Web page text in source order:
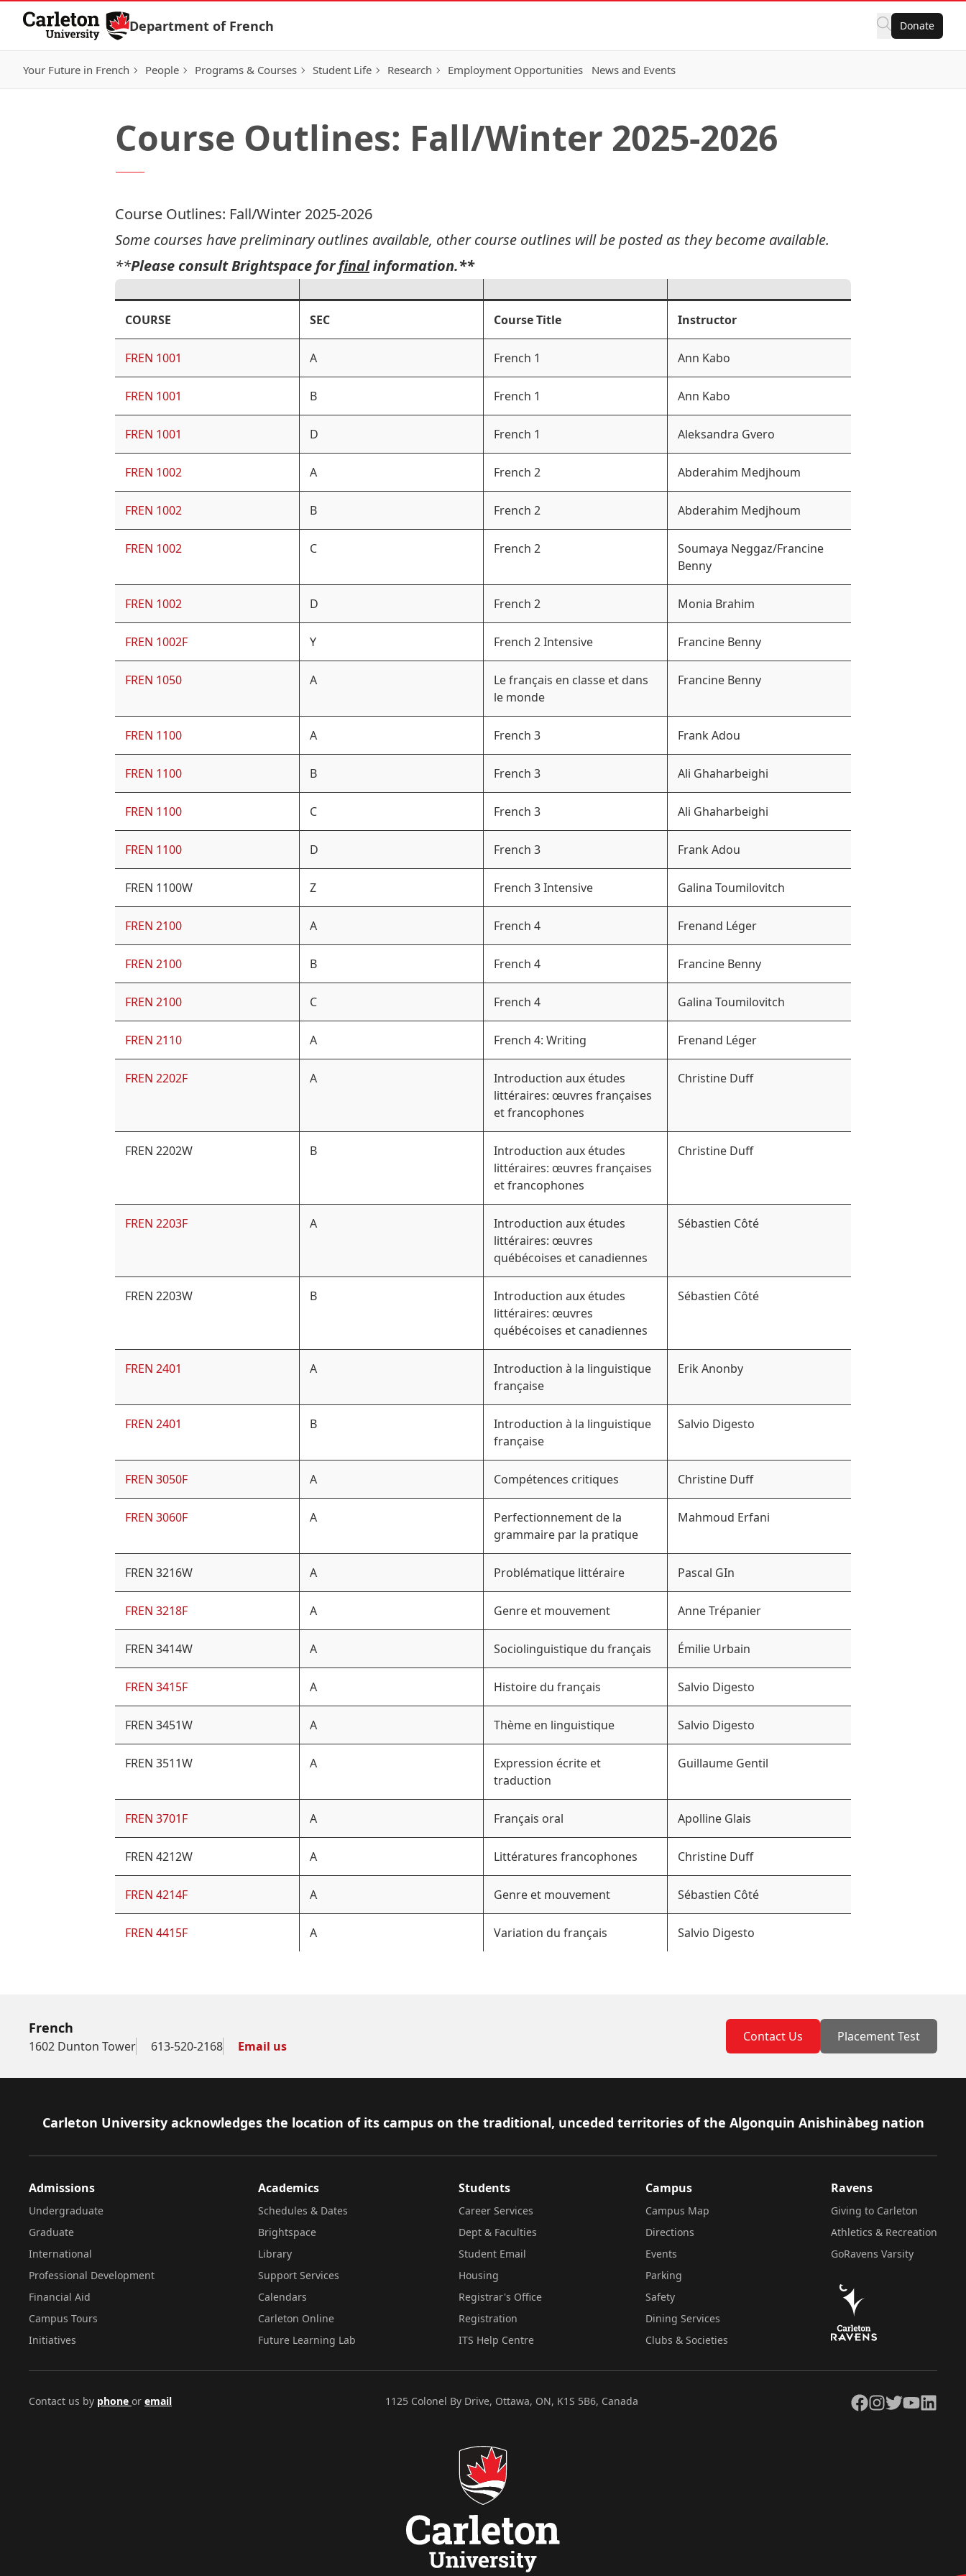
Skip to Content
Department of French Donate
Your Future in French People Programs & Courses Student Life Research Employment Opportunities News and Events
Course Outlines: Fall/Winter 2025-2026
Course Outlines: Fall/Winter 2025-2026
Some courses have preliminary outlines available, other course outlines will be posted as they become available.
**Please consultBrightspace forfinalinformation.**
COURSE SEC Course Title Instructor
FREN 1001 A French 1 Ann Kabo
FREN 1001 B French 1 Ann Kabo
FREN 1001 D French 1 Aleksandra Gvero
FREN 1002 A French 2 Abderahim Medjhoum
FREN 1002 B French 2 Abderahim Medjhoum
FREN 1002 C French 2
Soumaya Neggaz/Francine
Benny
FREN 1002 D French 2 Monia Brahim
FREN 1002F Y French 2 Intensive Francine Benny
FREN 1050 A
Le français en classe et dans
le monde
Francine Benny
FREN 1100 A French 3 Frank Adou
FREN 1100 B French 3 Ali Ghaharbeighi
FREN 1100 C French 3 Ali Ghaharbeighi
FREN 1100 D French 3 Frank Adou
FREN 1100W Z French 3 Intensive Galina Toumilovitch
FREN 2100 A French 4 Frenand Léger
FREN 2100 B French 4 Francine Benny
FREN 2100 C French 4 Galina Toumilovitch
FREN 2110 A French 4: Writing Frenand Léger
FREN 2202F A
Introduction aux études
littéraires: œuvres françaises
et francophones
Christine Duff
FREN 2202W B
Introduction aux études
littéraires: œuvres françaises
et francophones
Christine Duff
FREN 2203F A
Introduction aux études
littéraires: œuvres
québécoises et canadiennes
Sébastien Côté
FREN 2203W B
Introduction aux études
littéraires: œuvres
québécoises et canadiennes
Sébastien Côté
FREN 2401 A
Introduction à la linguistique
française
Erik Anonby
FREN 2401 B
Introduction à la linguistique
française
Salvio Digesto
FREN 3050F A Compétences critiques Christine Duff
FREN 3060F A
Perfectionnement de la
grammaire par la pratique
Mahmoud Erfani
FREN 3216W A Problématique littéraire Pascal GIn
FREN 3218F A Genre et mouvement Anne Trépanier
FREN 3414W A Sociolinguistique du français Émilie Urbain
FREN 3415F A Histoire du français Salvio Digesto
FREN 3451W A Thème en linguistique Salvio Digesto
FREN 3511W A
Expression écrite et
traduction
Guillaume Gentil
FREN 3701F A Français oral Apolline Glais
FREN 4212W A Littératures francophones Christine Duff
FREN 4214F A Genre et mouvement Sébastien Côté
FREN 4415F A Variation du français Salvio Digesto
French
1602 Dunton Tower 613-520-2168 Email us
Contact Us Placement Test
Footer
Carleton University acknowledges the location of its campus on the traditional, unceded territories of the Algonquin Anishinàbeg nation
Admissions
Undergraduate
Graduate
International
Professional Development
Financial Aid
Campus Tours
Initiatives
Academics
Schedules & Dates
Brightspace
Library
Support Services
Calendars
Carleton Online
Future Learning Lab
Students
Career Services
Dept & Faculties
Student Email
Housing
Registrar's Office
Registration
ITS Help Centre
Campus
Campus Map
Directions
Events
Parking
Safety
Dining Services
Clubs & Societies
Ravens
Giving to Carleton
Athletics & Recreation
GoRavens Varsity
Contact us by phone or email 1125 Colonel By Drive, Ottawa, ON, K1S 5B6, Canada Facebook
Instagram
TwitterYouTubeLinkedIn